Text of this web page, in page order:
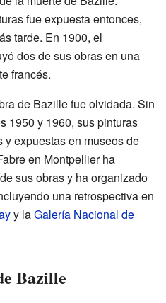
fue expuesta entonces,
tarde. En 1900, el
dos de sus obras en una
francés.
de Bazille fue olvidada. Sin
1950 y 1960, sus pinturas
expuestas en museos de
en Montpellier ha
sus obras y ha organizado
una retrospectiva en
y laGalería Nacional de
Bazille